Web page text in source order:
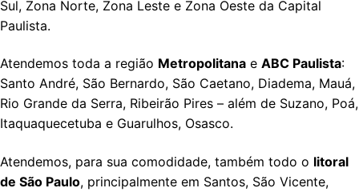
Sul, Zona Norte, Zona Leste e Zona Oeste da Capital
Paulista.
Atendemos toda a região Metropolitana e ABC Paulista:
Santo André, São Bernardo, São Caetano, Diadema, Mauá,
Rio Grande da Serra, Ribeirão Pires – além de Suzano, Poá,
Itaquaquecetuba e Guarulhos, Osasco.
Atendemos, para sua comodidade, também todo o litoral
de São Paulo, principalmente em Santos, São Vicente,